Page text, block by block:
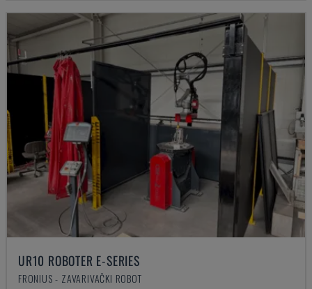
UR10 ROBOTER E-SERIES
FRONIUS - ZAVARIVAČKI ROBOT